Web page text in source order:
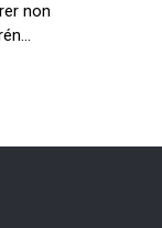
non